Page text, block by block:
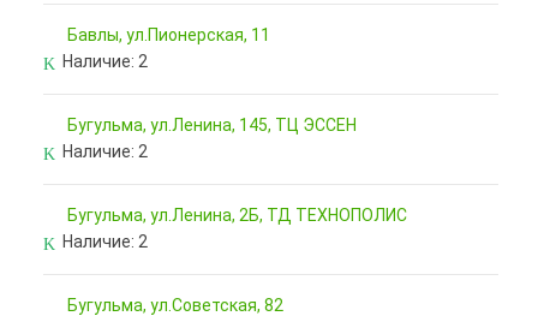
Бавлы, ул.Пионерская, 11
Наличие: 2
Бугульма, ул.Ленина, 145, ТЦ ЭССЕН
Наличие: 2
Бугульма, ул.Ленина, 2Б, ТД ТЕХНОПОЛИС
Наличие: 2
Бугульма, ул.Советская, 82